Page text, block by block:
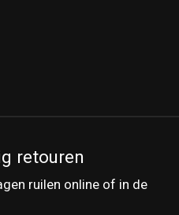
retouren
ruilen online of in de